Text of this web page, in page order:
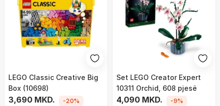
LEGO Classic Creative Big
Box (10698)
3,690 MKD. -20%
Set LEGO Creator Expert
10311 Orchid, 608 pjesë
4,090 MKD. -9%